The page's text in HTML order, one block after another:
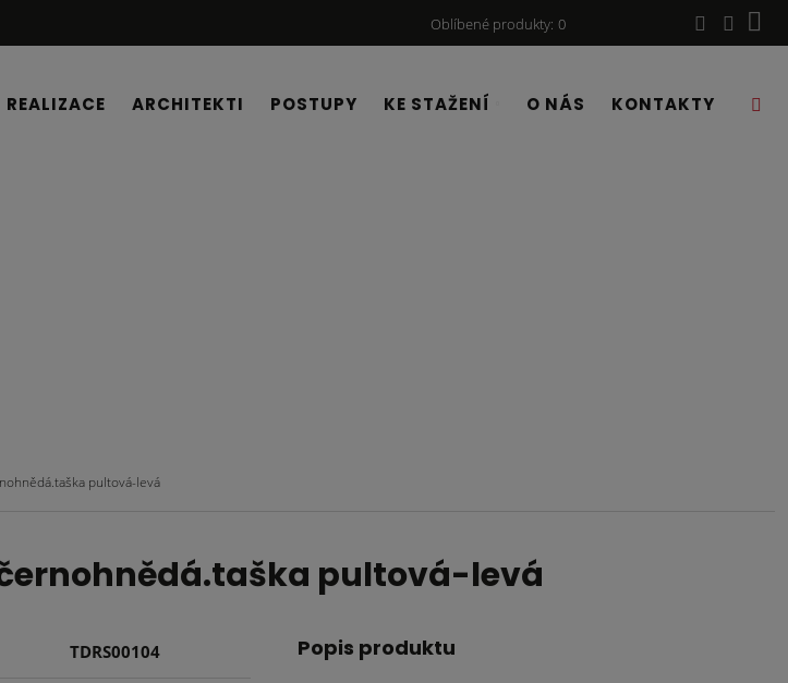
Oblíbené produkty 0
REALIZACE ARCHITEKTI POSTUPY KE STAŽENÍ O NÁS KONTAKTY
pultová-levá
pultová-levá
TDRS00104 Popis produktu